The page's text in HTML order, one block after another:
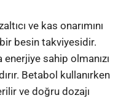
ve kas onarımını
besin takviyesidir.
sahip olmanızı
Betabol kullanırken
ve doğru dozajı